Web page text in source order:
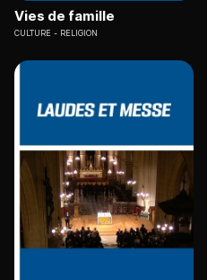
Vies de famille
CULTURE RELIGION